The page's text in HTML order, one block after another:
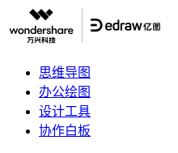
思维导图
办公绘图
设计工具
协作白板